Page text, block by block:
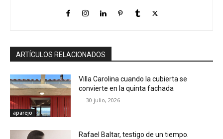
ARTÍCULOS RELACIONADOS
aparejo
Villa Carolina cuando la cubierta se
convierte en la quinta fachada
30 julio, 2026
Rafael Baltar, testigo de un tiempo.